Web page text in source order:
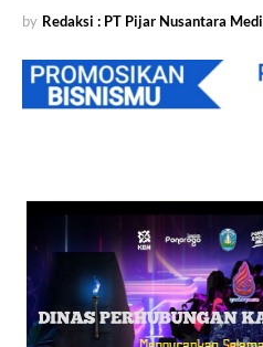
by Redaksi : PT Pijar Nusantara